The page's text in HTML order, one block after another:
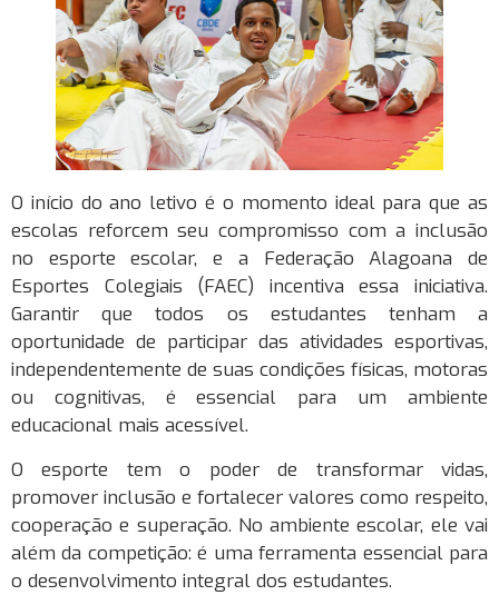
O início do ano letivo é o momento ideal para que as
escolas reforcem seu compromisso com a inclusão
no esporte escolar, e a Federação Alagoana de
Esportes Colegiais (FAEC) incentiva essa iniciativa.
Garantir que todos os estudantes tenham a
oportunidade de participar das atividades esportivas,
independentemente de suas condições físicas, motoras
ou cognitivas, é essencial para um ambiente
educacional mais acessível.
O esporte tem o poder de transformar vidas,
promover inclusão e fortalecer valores como respeito,
cooperação e superação. No ambiente escolar, ele vai
além da competição: é uma ferramenta essencial para
o desenvolvimento integral dos estudantes.